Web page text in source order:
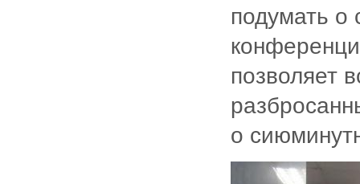
подумать о
позволяет
о